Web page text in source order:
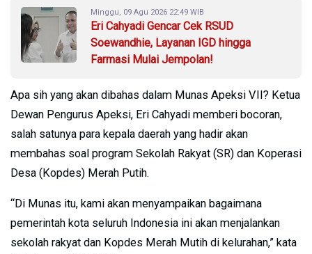
Minggu, 09 Agu 2026 22:49 WIB
Eri Cahyadi Gencar Cek RSUD
Soewandhie, Layanan IGD hingga
Farmasi Mulai Jempolan!
Apa sih yang akan dibahas dalam Munas Apeksi VII? Ketua
Dewan Pengurus Apeksi, Eri Cahyadi memberi bocoran,
salah satunya para kepala daerah yang hadir akan
membahas soal program Sekolah Rakyat (SR) dan Koperasi
Desa (Kopdes) Merah Putih.
“Di Munas itu, kami akan menyampaikan bagaimana
pemerintah kota seluruh Indonesia ini akan menjalankan
sekolah rakyat dan Kopdes Merah Mutih di kelurahan,” kata